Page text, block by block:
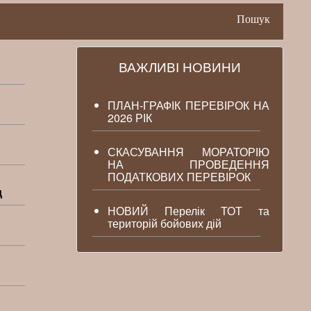
Пошук
ВАЖЛИВІ НОВИНИ
ПЛАН-ГРАФІК ПЕРЕВІРОК НА
2026 РІК
СКАСУВАННЯ МОРАТОРІЮ
НА ПРОВЕДЕННЯ
ПОДАТКОВИХ ПЕРЕВІРОК
НОВИЙ Перелік ТОТ та
територій бойових дій